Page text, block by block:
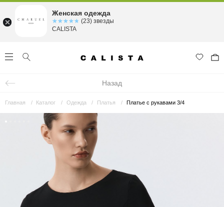
Назад
Главная Каталог Одежда Платья Платье с рукавами 3/4
Женская одежда
☆☆☆☆☆
★★★★★ (23) звезды
CALISTA